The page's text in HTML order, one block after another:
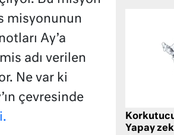
misyonunun
Ay’a
adı verilen
Ne var ki
çevresinde
Yapay